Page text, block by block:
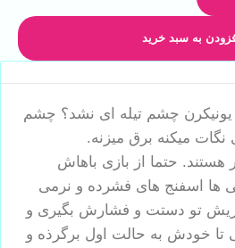
به سبد خرید
چشم تیله ای نشد؟ چشم
نگات میکنه برق میزنه.
حتما از بازی باهاش
اسفنج های فشرده و نرمی
تو دستت و فشارش بگیری و
تا خودش به حالت اول برگرذه و